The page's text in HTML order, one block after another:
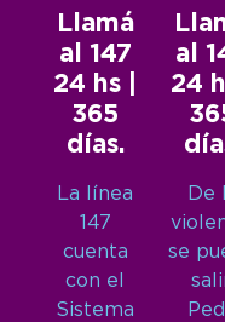
Llamá
al 147
24 hs |
365
días.
La línea
147
cuenta
con el
Sistema
al
24
De
se